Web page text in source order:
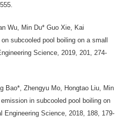
Wu, Min Du* Guo Xie, Kai
subcooled pool boiling on a small
Science, 2019, 201, 274-
Bao*, Zhengyu Mo, Hongtao Liu, Min
in subcooled pool boiling on
Engineering Science, 2018, 188, 179-